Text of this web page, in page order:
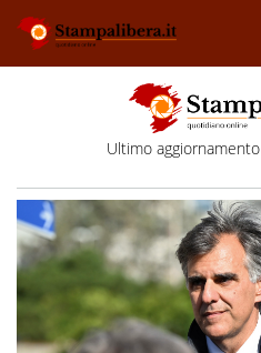
Ultimo aggiornamento